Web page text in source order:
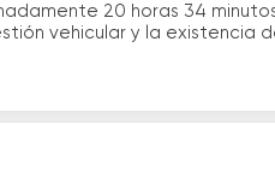
20 horas 34
vehicular y la existencia